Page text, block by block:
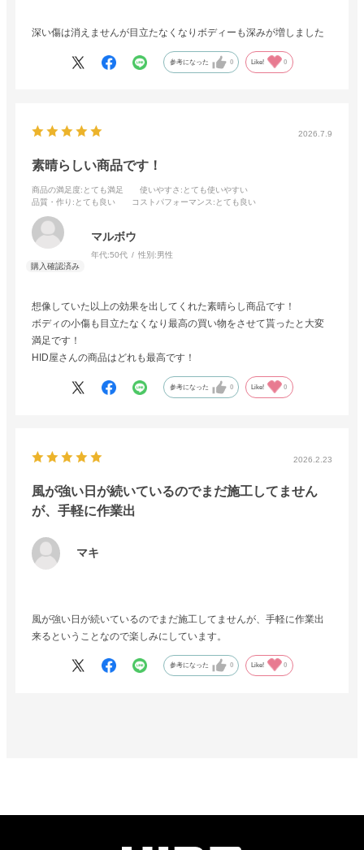
深い傷は消えませんが目立たなくなりボディーも深みが増しました
参考になった 0 Like! 0
2026.7.9
素晴らしい商品です！
商品の満足度:とても満足 使いやすさ :とても使いやすい
品質・作り :とても良い コストパフォーマンス:とても良い
マルボウ
年代:50代 性別:男性
想像していた以上の効果を出してくれた素晴らし商品です！
ボディの小傷も目立たなくなり最高の買い物をさせて貰ったと大変
満足です！
HID屋さんの商品はどれも最高です！
参考になった 0 Like! 0
2026.2.23
風が強い日が続いているのでまだ施工してません
が、手軽に作業出
マキ
風が強い日が続いているのでまだ施工してませんが、手軽に作業出
来るということなので楽しみにしています。
参考になった 0 Like! 0